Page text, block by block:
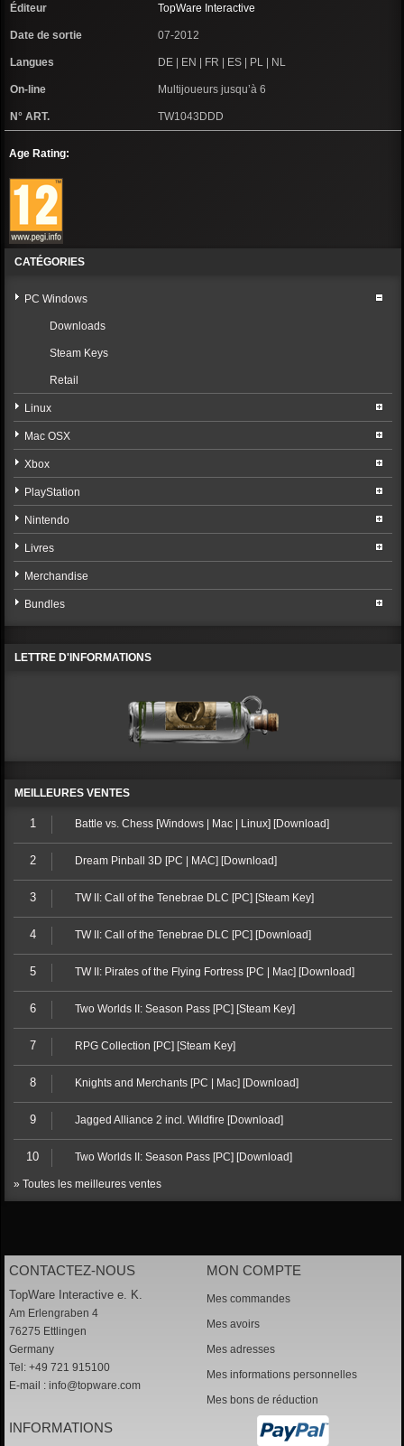
Éditeur TopWare Interactive
Date de sortie 07-2012
Langues DE | EN | FR | ES | PL | NL
On-line Multijoueurs jusqu’à 6
N° ART. TW1043DDD
Age Rating:
CATÉGORIES
PC Windows
Downloads
Steam Keys
Retail
Linux
Mac OSX
Xbox
PlayStation
Nintendo
Livres
Merchandise
Bundles
LETTRE D'INFORMATIONS
MEILLEURES VENTES
1 Battle vs. Chess [Windows | Mac | Linux] [Download]
2 Dream Pinball 3D [PC | MAC] [Download]
3 TW II: Call of the Tenebrae DLC [PC] [Steam Key]
4 TW II: Call of the Tenebrae DLC [PC] [Download]
5 TW II: Pirates of the Flying Fortress [PC | Mac] [Download]
6 Two Worlds II: Season Pass [PC] [Steam Key]
7 RPG Collection [PC] [Steam Key]
8 Knights and Merchants [PC | Mac] [Download]
9 Jagged Alliance 2 incl. Wildfire [Download]
10 Two Worlds II: Season Pass [PC] [Download]
» Toutes les meilleures ventes
CONTACTEZ-NOUS
TopWare Interactive e. K.
Am Erlengraben 4
76275 Ettlingen
Germany
Tel: +49 721 915100
E-mail : info@topware.com
MON COMPTE
Mes commandes
Mes avoirs
Mes adresses
Mes informations personnelles
Mes bons de réduction
INFORMATIONS